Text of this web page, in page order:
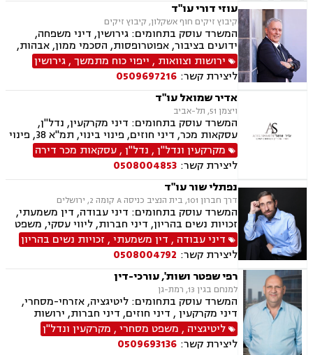
עוזי דורי עו"ד
קיבוץ זיקים חוף אשקלון, קיבוץ זיקים
המשרד עוסק בתחומים: גירושין, דיני משפחה,
ידועים בציבור, אפוטרופסות, הסכמי ממון, אבהות,
מזונות, משמורת, חלוקת רכוש, מעמד אישי, זמני
שהות, ניכור הורי, ירושות וצוואות, ייפוי כוח מתמשך,
דיני חוזים, עסקאות מכר דירה, פינוי מושכר, נחלות
ומשקים במושבים, העברה בין דורית
ירושות וצוואות , ייפוי כוח מתמשך,גירושין
ליצירת קשר: 0509697216
אדיר שמואל עו"ד
ויצמן 51, תל-אביב
המשרד עוסק בתחומים: דיני מקרקעין, נדל"ן,
עסקאות מכר, דיני חוזים, פינוי בינוי, תמ"א 38, פינוי
מושכר, דיירות מוגנת, דיני עבודה, הוצאה לפועל,
צוואות וירושות, ייפוי כוח מתמשך
מקרקעין ונדל"ן, נדל"ן,עסקאות מכר דירה
ליצירת קשר: 0508004853
נפתלי שור עו"ד
דרך חברון 101, בית הנציב כניסה A קומה 2, ירושלים
המשרד עוסק בתחומים: דיני עבודה, דין משמעתי,
זכויות נשים בהריון, דיני חברות, ליווי עסקי, משפט
מסחרי, משפט אזרחי, דיני חוזים, ייפוי כוח מתמשך
ירושות וצוואות.
דיני עבודה , דין משמעתי, זכויות נשים בהריון
ליצירת קשר: 0508004792
רפי שפטר ושות', עורכי-דין
למנחם בגין 13, רמת-גן
המשרד עוסק בתחומים: ליטיגציה, אזרחי-מסחרי,
דיני מקרקעין , דיני חוזים, דיני חברות, ירושות
וצוואות, לשון הרע, קניין רוחני, מכרזים
ליטיגציה , משפט מסחרי, מקרקעין ונדל"ן
ליצירת קשר: 0509693136